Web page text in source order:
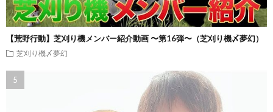
【荒野行動】芝刈り機メンバー紹介動画 〜第16弾〜（芝刈り機〆夢幻）
芝刈り機〆夢幻